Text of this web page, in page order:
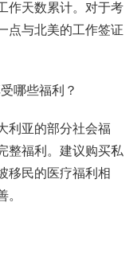
作天数累计。对于考
点与北美的工作签证
哪些福利？
利亚的部分社会福
整福利。建议购买私
移民的医疗福利相
。